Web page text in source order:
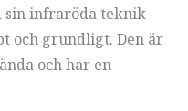
sin infraröda teknik
och grundligt. Den är
och har en